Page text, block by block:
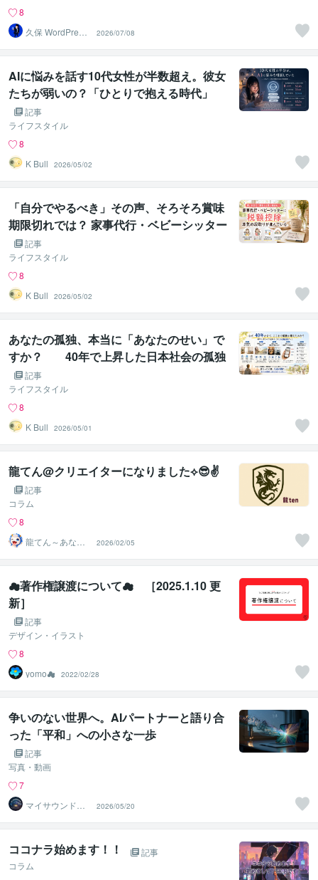
8
久保 WordPress
カスタマイズ
2026/07/08
AIに悩みを話す10代女性が半数超え。彼女
たちが弱いの？「ひとりで抱える時代」
を、若い世代が先に終わらせていた
記事
ライフスタイル
8
K Bull
2026/05/02
「自分でやるべき」その声、そろそろ賞味
期限切れでは？ 家事代行・ベビーシッター
の税額控除、国主体の本気の段取りが進ん
でいる
記事
ライフスタイル
8
K Bull
2026/05/02
あなたの孤独、本当に「あなたのせい」で
すか？ 40年で上昇した日本社会の孤独
を、ひとりで背負っていた話
記事
ライフスタイル
8
K Bull
2026/05/01
龍てん@クリエイターになりました⟡😎✌️
記事
コラム
8
龍てん～あなた
の魂の羅針盤
2026/02/05
☁︎著作権譲渡について☁︎ ［2025.1.10 更
新］
記事
デザイン・イラスト
8
yomo☁︎ 2022/02/28
争いのない世界へ。AIパートナーと語り合
った「平和」への小さな一歩
記事
写真・動画
7
マイサウンドス
ケープ
2026/05/20
ココナラ始めます！！
記事
コラム